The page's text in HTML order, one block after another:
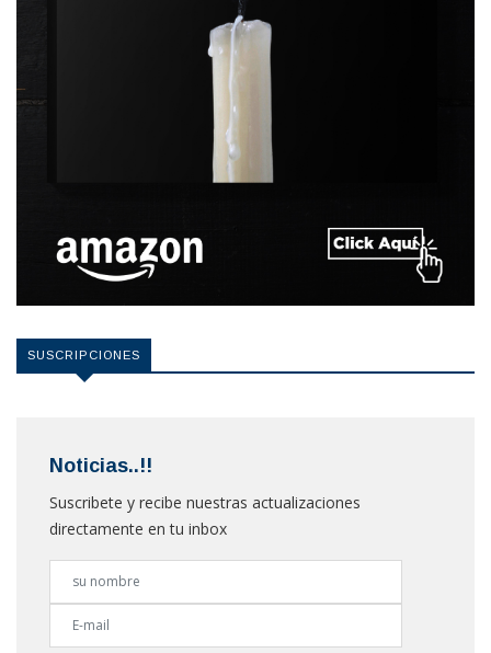
SUSCRIPCIONES
Noticias..!!
Suscribete y recibe nuestras actualizaciones
directamente en tu inbox